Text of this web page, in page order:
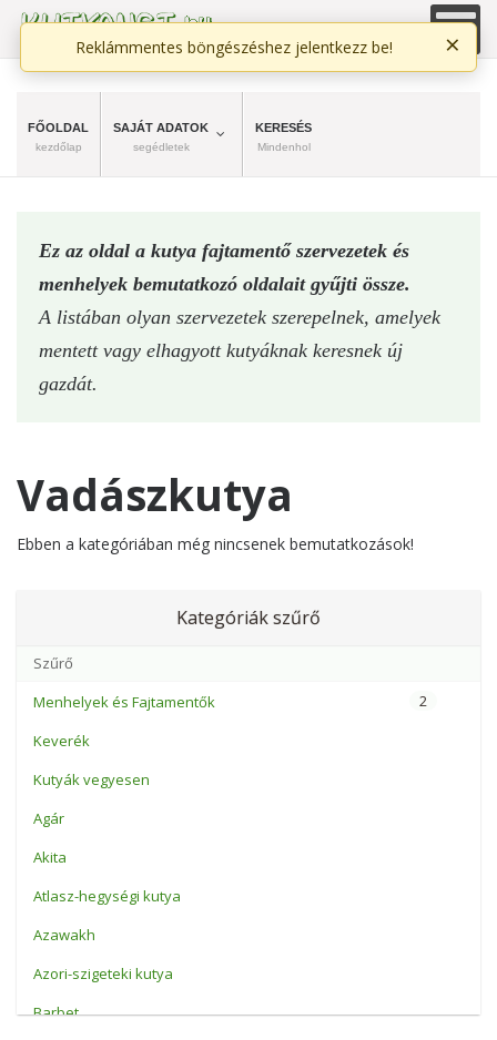
FŐOLDAL
kezdőlap
SAJÁT ADATOK
segédletek
KERESÉS
Mindenhol
Ez az oldal a kutya fajtamentő szervezetek és
menhelyek bemutatkozó oldalait gyűjti össze.
A listában olyan szervezetek szerepelnek, amelyek
mentett vagy elhagyott kutyáknak keresnek új
gazdát.
Vadászkutya
Ebben a kategóriában még nincsenek bemutatkozások!
Kategóriák szűrő
Menhelyek és Fajtamentők 2
Keverék
Kutyák vegyesen
Agár
Akita
Atlasz-hegységi kutya
Azawakh
Azori-szigeteki kutya
Barbet
Reklámmentes böngészéshez jelentkezz be! ×